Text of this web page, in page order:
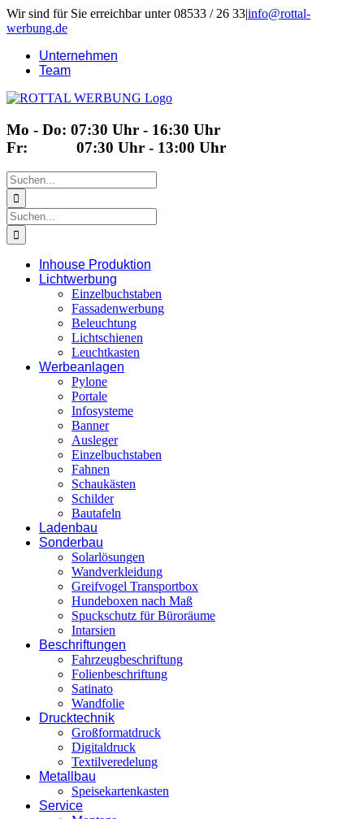
Zum
Inhalt
Wir sind für Sie erreichbar unter 08533 / 26 33|info@rottal-
werbung.de
Unternehmen
Team
Mo - Do: 07:30 Uhr - 16:30 Uhr
Fr: 07:30 Uhr - 13:00 Uhr
Suche
nach:
Suche
nach:
Inhouse Produktion
Lichtwerbung
Einzelbuchstaben
Fassadenwerbung
Beleuchtung
Lichtschienen
Leuchtkasten
Werbeanlagen
Pylone
Portale
Infosysteme
Banner
Ausleger
Einzelbuchstaben
Fahnen
Schaukästen
Schilder
Bautafeln
Ladenbau
Sonderbau
Solarlösungen
Wandverkleidung
Greifvogel Transportbox
Hundeboxen nach Maß
Spuckschutz für Büroräume
Intarsien
Beschriftungen
Fahrzeugbeschriftung
Folienbeschriftung
Satinato
Wandfolie
Drucktechnik
Großformatdruck
Digitaldruck
Textilveredelung
Metallbau
Speisekartenkasten
Service